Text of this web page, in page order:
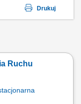
Drukuj
Ruchu